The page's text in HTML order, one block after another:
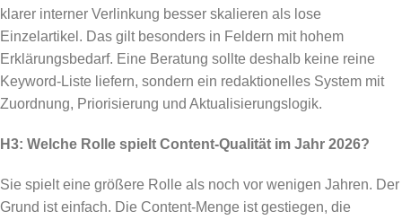
klarer interner Verlinkung besser skalieren als lose
Einzelartikel. Das gilt besonders in Feldern mit hohem
Erklärungsbedarf. Eine Beratung sollte deshalb keine reine
Keyword-Liste liefern, sondern ein redaktionelles System mit
Zuordnung, Priorisierung und Aktualisierungslogik.
H3: Welche Rolle spielt Content-Qualität im Jahr 2026?
Sie spielt eine größere Rolle als noch vor wenigen Jahren. Der
Grund ist einfach. Die Content-Menge ist gestiegen, die